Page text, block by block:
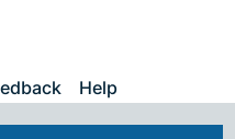
Help